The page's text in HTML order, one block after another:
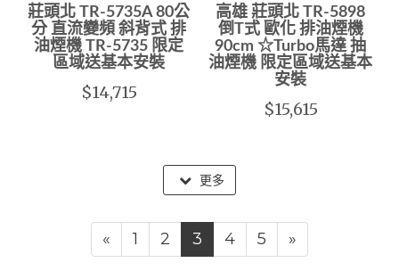
莊頭北 TR-5735A 80公
分 直流變頻 斜背式 排
油煙機 TR-5735 限定
區域送基本安裝
$14,715
高雄 莊頭北 TR-5898
倒T式 歐化 排油煙機
90cm ☆Turbo馬達 抽
油煙機 限定區域送基本
安裝
$15,615
更多
« 1 2 3 4 5 »